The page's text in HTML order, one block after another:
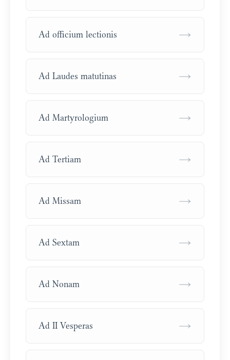
Ad officium lectionis →
Ad Laudes matutinas →
Ad Martyrologium →
Ad Tertiam →
Ad Missam →
Ad Sextam →
Ad Nonam →
Ad II Vesperas →